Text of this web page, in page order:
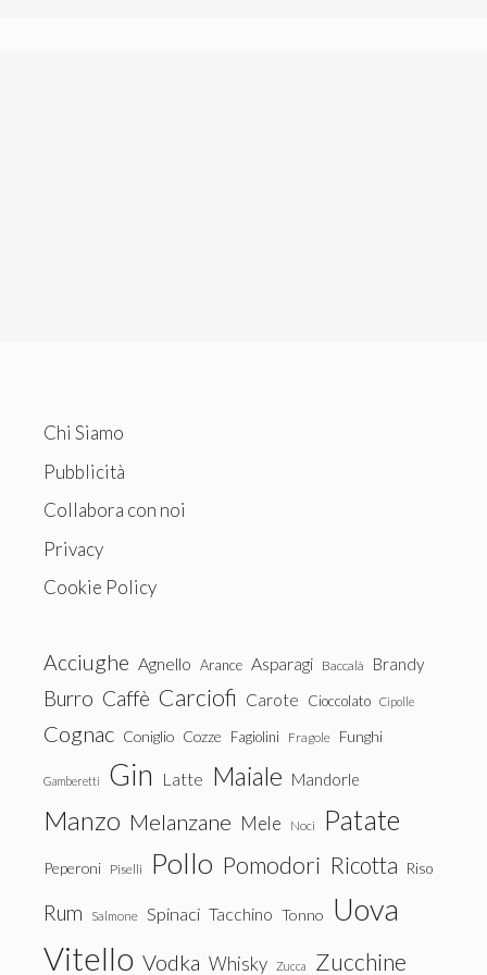
Chi Siamo
Pubblicità
Collabora con noi
Privacy
Cookie Policy
Acciughe Agnello Arance Asparagi Baccalà Brandy
Burro Caffè Carciofi Carote Cioccolato Cipolle
Cognac Coniglio Cozze Fagiolini Fragole Funghi
Gamberetti Gin Latte Maiale Mandorle
Manzo Melanzane Mele Noci Patate
Peperoni Piselli Pollo Pomodori Ricotta Riso
Rum Salmone Spinaci Tacchino Tonno Uova
Vitello Vodka Whisky Zucca Zucchine